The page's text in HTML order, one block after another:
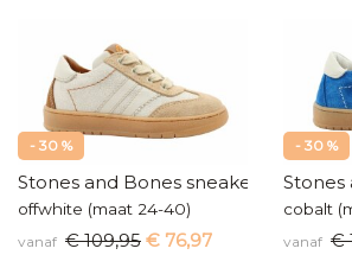
- 30 %
Stones and Bones sneakers
offwhite (maat 24-40)
vanaf € 109,95 € 76,97
- 30 %
Stones
cobalt
vanaf €